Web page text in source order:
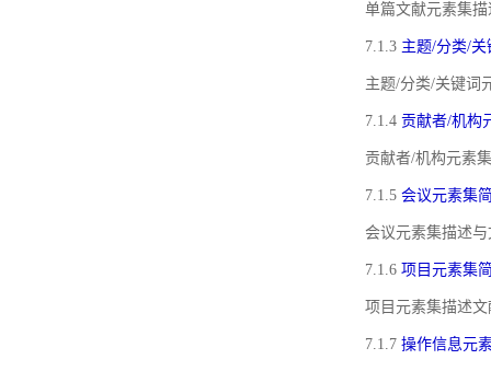
单篇文献元素集
7.1.3 主题/分类/
主题/分类/关键词
7.1.4 贡献者/机构
贡献者/机构元素
7.1.5 会议元素集
会议元素集描述
7.1.6 项目元素集
项目元素集描述
7.1.7 操作信息元